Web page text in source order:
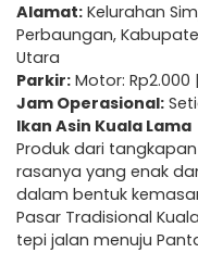
Alamat: Kelurahan
Perbaungan,
Utara
Parkir: Motor: Rp2.000
Jam Operasional:
Ikan Asin Kuala Lama
Produk dari
rasanya yang enak
dalam bentuk
Pasar Tradisional
tepi jalan menuju